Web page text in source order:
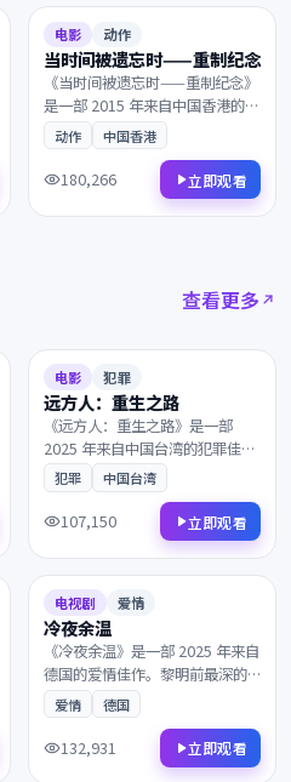
6.9
电影 动作
当时间被遗忘时——重制纪念
《当时间被遗忘时——重制纪念》
是一部 2015 年来自中国香港的动
作佳作。黎明前最深的黑暗中，
看似偶然的相遇背后藏着惊人的
真相。叙事节奏张弛有度，演员
表演收放自如，影迷不容错过。
动作 中国香港
180,266 立即观看
查看更多
8.6
电影 犯罪
远方人：重生之路
《远方人：重生之路》是一部
2025 年来自中国台湾的犯罪佳
作。一艘货轮深夜驶入未知海
域，理想与现实在一次次抉择中
互相拉扯。剧情反转令人回味，
情感层次饱满深刻，影迷不容错
过。
犯罪 中国台湾
107,150 立即观看
8.2
电视剧 爱情
冷夜余温
《冷夜余温》是一部 2025 年来自
德国的爱情佳作。黎明前最深的
黑暗中，理想与现实在一次次抉
择中互相拉扯。凭借出色的剧本
与表演获得多项国际奖项提名，
爱情 德国
132,931 立即观看